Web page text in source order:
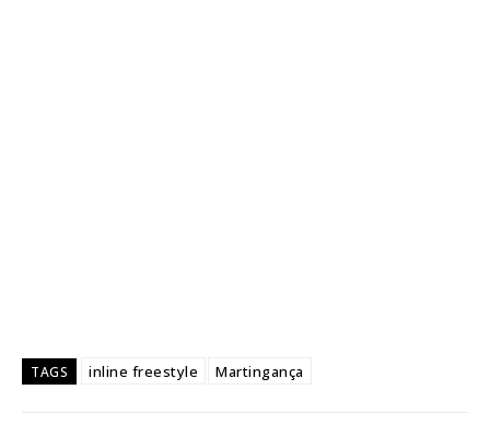
TAGS inline freestyle Martingança